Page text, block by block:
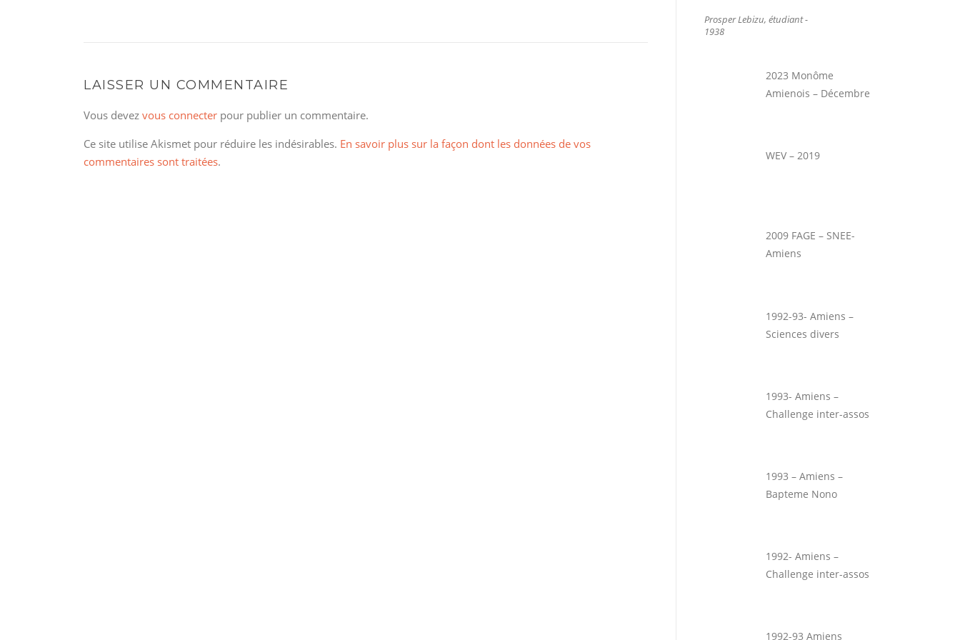
LAISSER UN COMMENTAIRE
Vous devez vous connecter pour publier un commentaire.
Ce site utilise Akismet pour réduire les indésirables. En savoir plus sur la façon dont les données de vos
commentaires sont traitées.
Prosper Lebizu, étudiant -
1938
2023 Monôme
Amienois – Décembre
WEV – 2019
2009 FAGE – SNEE-
Amiens
1992-93- Amiens –
Sciences divers
1993- Amiens –
Challenge inter-assos
1993 – Amiens –
Bapteme Nono
1992- Amiens –
Challenge inter-assos
1992-93 Amiens